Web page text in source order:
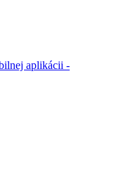
aplikácii -